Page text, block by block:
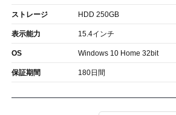
ストレージ HDD 250GB
表示能力 15.4インチ
OS Windows 10 Home 32bit
保証期間 180日間